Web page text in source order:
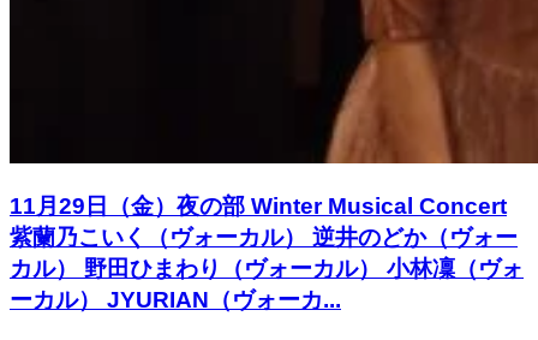
11月29日（金）夜の部 Winter Musical Concert
紫蘭乃こいく（ヴォーカル） 逆井のどか（ヴォー
カル） 野田ひまわり（ヴォーカル） 小林凜（ヴォ
ーカル） JYURIAN（ヴォーカ...